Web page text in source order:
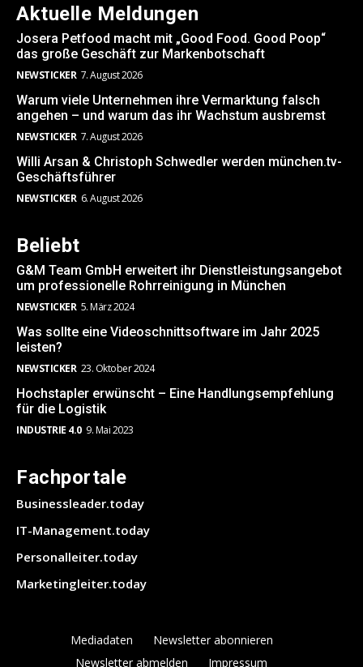
Aktuelle Meldungen
Josera Petfood macht mit „Good Food. Good Poop“
das große Geschäft zur Markenbotschaft
NEWSTICKER 7. August 2026
Warum viele Unternehmen ihre Vermarktung falsch
angehen – und warum das ihr Wachstum ausbremst
NEWSTICKER 7. August 2026
Willi Arsan & Christoph Schwedler werden münchen.tv-
Geschäftsführer
NEWSTICKER 6. August 2026
Beliebt
G&M Team GmbH erweitert ihr Dienstleistungsangebot
um professionelle Rohrreinigung in München
NEWSTICKER 5. März 2024
Was sollte eine Videoschnittsoftware im Jahr 2025
leisten?
NEWSTICKER 23. Oktober 2024
Hochstapler erwünscht – Eine Handlungsempfehlung
für die Logistik
INDUSTRIE 4.0 9. Mai 2023
Fachportale
Businessleader.today
IT-Management.today
Personalleiter.today
Marketingleiter.today
Mediadaten
Newsletter abonnieren
Newsletter abmelden
Impressum